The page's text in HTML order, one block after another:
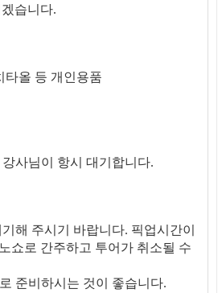
습니다.
타올 등 개인용품
사님이 항시 대기합니다.
해 주시기 바랍니다. 픽업시간이
쇼로 간주하고 투어가 취소될 수
준비하시는 것이 좋습니다.